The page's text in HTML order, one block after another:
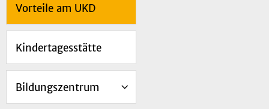
Vorteile am UKD
Kindertagesstätte
Bildungszentrum